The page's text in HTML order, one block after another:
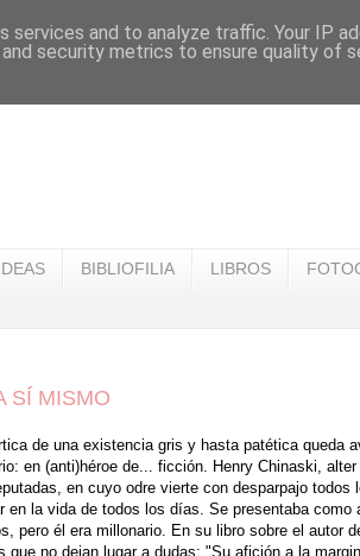
BIBLIOFILIA LIBROS
SÍ MISMO
de una existencia gris y hasta patética queda
en (anti)héroe de... ficción. Henry Chinaski, alter
en cuyo odre vierte con desparpajo todos
la vida de todos los días. Se presentaba como
pero él era millonario. En su libro sobre el autor
que no dejan lugar a dudas: "Su afición a la
and to analyze traffic. Your IP
security metrics to ensure quality of